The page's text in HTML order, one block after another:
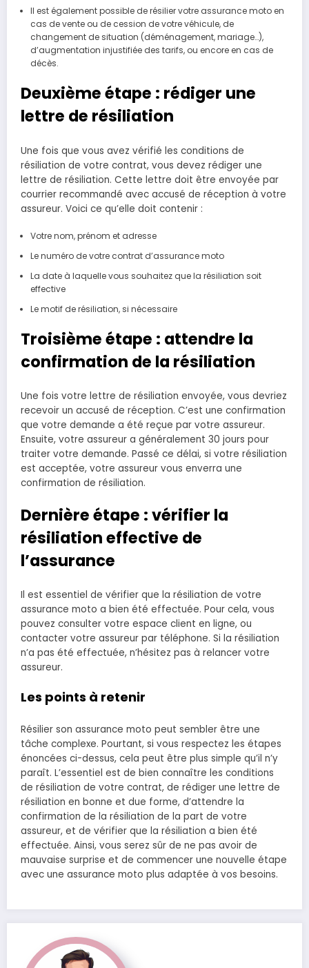
Il est également possible de résilier votre assurance moto en
cas de vente ou de cession de votre véhicule, de
changement de situation (déménagement, mariage…),
d’augmentation injustifiée des tarifs, ou encore en cas de
décès.
Deuxième étape : rédiger une
lettre de résiliation
Une fois que vous avez vérifié les conditions de
résiliation de votre contrat, vous devez rédiger une
lettre de résiliation. Cette lettre doit être envoyée par
courrier recommandé avec accusé de réception à votre
assureur. Voici ce qu’elle doit contenir :
Votre nom, prénom et adresse
Le numéro de votre contrat d’assurance moto
La date à laquelle vous souhaitez que la résiliation soit
effective
Le motif de résiliation, si nécessaire
Troisième étape : attendre la
confirmation de la résiliation
Une fois votre lettre de résiliation envoyée, vous devriez
recevoir un accusé de réception. C’est une confirmation
que votre demande a été reçue par votre assureur.
Ensuite, votre assureur a généralement 30 jours pour
traiter votre demande. Passé ce délai, si votre résiliation
est acceptée, votre assureur vous enverra une
confirmation de résiliation.
Dernière étape : vérifier la
résiliation effective de
l’assurance
Il est essentiel de vérifier que la résiliation de votre
assurance moto a bien été effectuée. Pour cela, vous
pouvez consulter votre espace client en ligne, ou
contacter votre assureur par téléphone. Si la résiliation
n’a pas été effectuée, n’hésitez pas à relancer votre
assureur.
Les points à retenir
Résilier son assurance moto peut sembler être une
tâche complexe. Pourtant, si vous respectez les étapes
énoncées ci-dessus, cela peut être plus simple qu’il n’y
paraît. L’essentiel est de bien connaître les conditions
de résiliation de votre contrat, de rédiger une lettre de
résiliation en bonne et due forme, d’attendre la
confirmation de la résiliation de la part de votre
assureur, et de vérifier que la résiliation a bien été
effectuée. Ainsi, vous serez sûr de ne pas avoir de
mauvaise surprise et de commencer une nouvelle étape
avec une assurance moto plus adaptée à vos besoins.